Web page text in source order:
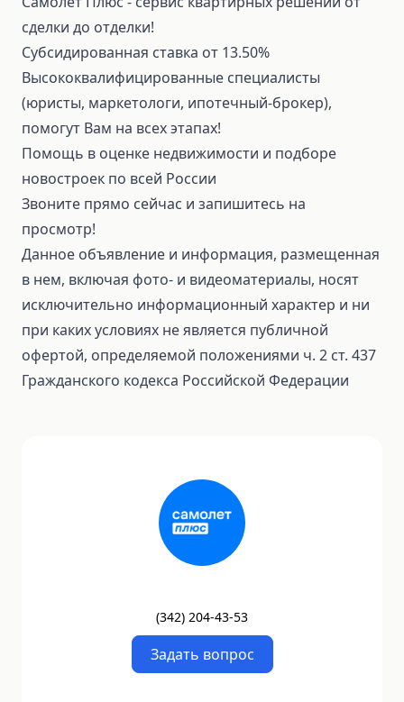
сделки до отделки!
Субсидированная ставка от 13.50%
Высококвалифицированные специалисты
(юристы, маркетологи, ипотечный-брокер),
помогут Вам на всех этапах!
Помощь в оценке недвижимости и подборе
новостроек по всей России
Звоните прямо сейчас и запишитесь на
просмотр!
Данное объявление и информация, размещенная
в нем, включая фото- и видеоматериалы, носят
исключительно информационный характер и ни
при каких условиях не является публичной
офертой, определяемой положениями ч. 2 ст. 437
Гражданского кодекса Российской Федерации
(342) 204-43-53
Задать вопрос